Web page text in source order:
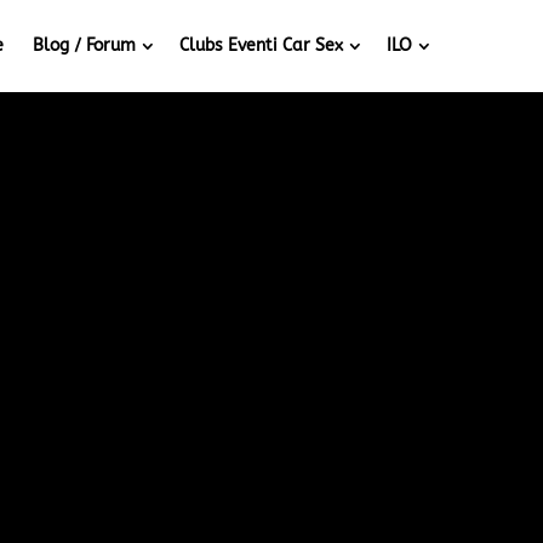
Blog / Forum Clubs Eventi Car Sex ILO